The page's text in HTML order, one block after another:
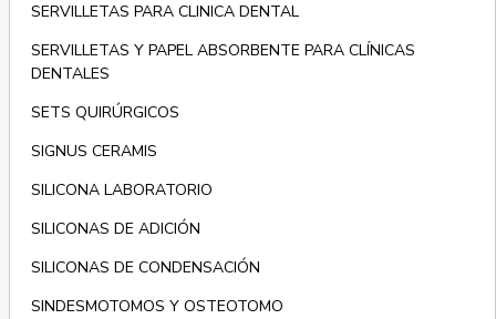
SERVILLETAS PARA CLINICA DENTAL
SERVILLETAS Y PAPEL ABSORBENTE PARA CLÍNICAS
DENTALES
SETS QUIRÚRGICOS
SIGNUS CERAMIS
SILICONA LABORATORIO
SILICONAS DE ADICIÓN
SILICONAS DE CONDENSACIÓN
SINDESMOTOMOS Y OSTEOTOMO